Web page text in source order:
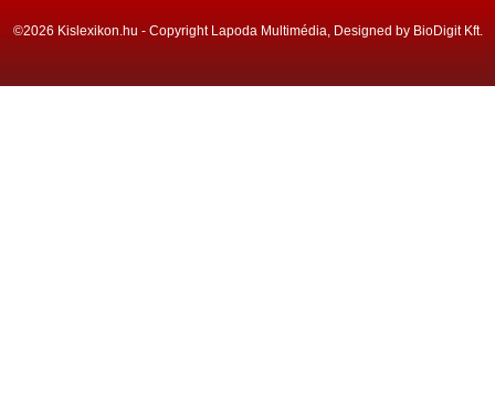
©2026 Kislexikon.hu - Copyright Lapoda Multimédia, Designed by BioDigit Kft.